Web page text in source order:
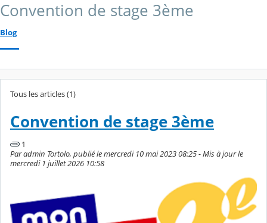
Convention de stage 3ème
Blog
Tous les articles (1)
Convention de stage 3ème
1
Par admin Tortolo, publié le mercredi 10 mai 2023 08:25 - Mis à jour le
mercredi 1 juillet 2026 10:58